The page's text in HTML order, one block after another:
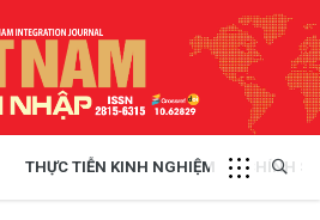
THỰC TIỄN KINH NGHIỆM CHÍNH